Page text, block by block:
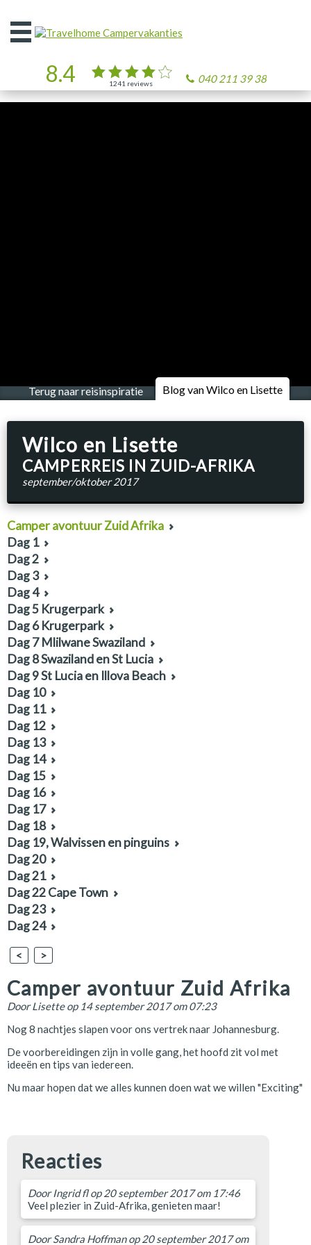
Open
het
040 211 39 38
1241 reviews
8.4
Terug naar reisinspiratie Blog van Wilco en Lisette
< >
Camper avontuur Zuid Afrika
DoorLisette op 14 september 2017 om 07:23
Nog 8 nachtjes slapen voor ons vertrek naar Johannesburg.
De voorbereidingen zijn in volle gang, het hoofd zit vol met
ideeën en tips van iedereen.
Nu maar hopen dat we alles kunnen doen wat we willen "Exciting"
Reacties
DoorIngrid fl op 20 september 2017 om 17:46
Veel plezier in Zuid-Afrika, genieten maar!
DoorSandra Hoffman op 20 september 2017 om
Wilco en Lisette
CAMPERREIS IN ZUID-AFRIKA
september/oktober 2017
Camper avontuur Zuid Afrika
Dag 1
Dag 2
Dag 3
Dag 4
Dag 5 Krugerpark
Dag 6 Krugerpark
Dag 7 Mlilwane Swaziland
Dag 8 Swaziland en St Lucia
Dag 9 St Lucia en Illova Beach
Dag 10
Dag 11
Dag 12
Dag 13
Dag 14
Dag 15
Dag 16
Dag 17
Dag 18
Dag 19, Walvissen en pinguins
Dag 20
Dag 21
Dag 22 Cape Town
Dag 23
Dag 24